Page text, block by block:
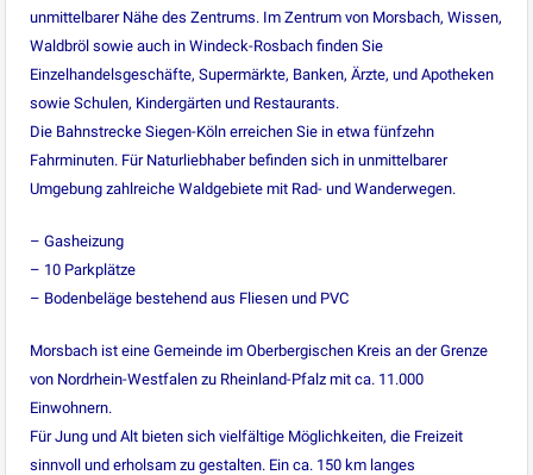
unmittelbarer Nähe des Zentrums. Im Zentrum von Morsbach, Wissen,
Waldbröl sowie auch in Windeck-Rosbach finden Sie
Einzelhandelsgeschäfte, Supermärkte, Banken, Ärzte, und Apotheken
sowie Schulen, Kindergärten und Restaurants.
Die Bahnstrecke Siegen-Köln erreichen Sie in etwa fünfzehn
Fahrminuten. Für Naturliebhaber befinden sich in unmittelbarer
Umgebung zahlreiche Waldgebiete mit Rad- und Wanderwegen.
– Gasheizung
– 10 Parkplätze
– Bodenbeläge bestehend aus Fliesen und PVC
Morsbach ist eine Gemeinde im Oberbergischen Kreis an der Grenze
von Nordrhein-Westfalen zu Rheinland-Pfalz mit ca. 11.000
Einwohnern.
Für Jung und Alt bieten sich vielfältige Möglichkeiten, die Freizeit
sinnvoll und erholsam zu gestalten. Ein ca. 150 km langes